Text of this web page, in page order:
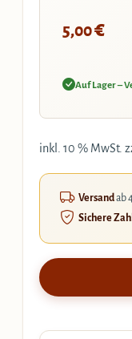
5,00€
Auf Lager –
inkl. 10 % MwSt.
Versandab
Sichere